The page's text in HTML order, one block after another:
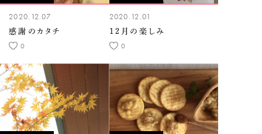
2020.12.07
感謝のカタチ
0
2020.12.01
12月の楽しみ
0